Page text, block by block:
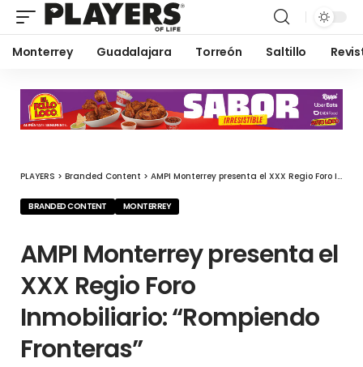
Monterrey Guadalajara Torreón Saltillo
PLAYERS > Branded Content > AMPI Monterrey presenta el XXX Regio Foro Inmobiliario: “Rompiendo Fronteras”
BRANDED CONTENT MONTERREY
AMPI Monterrey presenta el
XXX Regio Foro
Inmobiliario: “Rompiendo
Fronteras”